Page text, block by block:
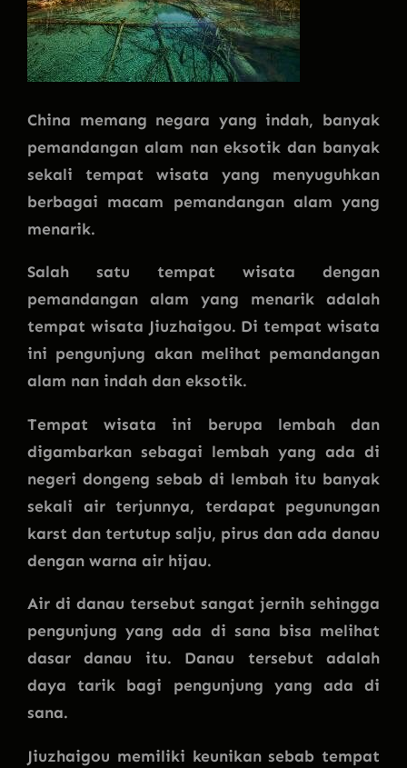
China memang negara yang indah, banyak
pemandangan alam nan eksotik dan banyak
sekali tempat wisata yang menyuguhkan
berbagai macam pemandangan alam yang
menarik.
Salah satu tempat wisata dengan
pemandangan alam yang menarik adalah
tempat wisata Jiuzhaigou. Di tempat wisata
ini pengunjung akan melihat pemandangan
alam nan indah dan eksotik.
Tempat wisata ini berupa lembah dan
digambarkan sebagai lembah yang ada di
negeri dongeng sebab di lembah itu banyak
sekali air terjunnya, terdapat pegunungan
karst dan tertutup salju, pirus dan ada danau
dengan warna air hijau.
Air di danau tersebut sangat jernih sehingga
pengunjung yang ada di sana bisa melihat
dasar danau itu. Danau tersebut adalah
daya tarik bagi pengunjung yang ada di
sana.
Jiuzhaigou memiliki keunikan sebab tempat